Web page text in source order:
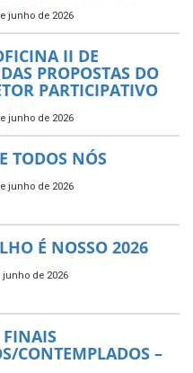
junho de 2026
II DE
PROPOSTAS DO
PARTICIPATIVO
junho de 2026
TODOS NÓS
junho de 2026
É NOSSO 2026
junho de 2026
FINAIS
CONTEMPLADOS –